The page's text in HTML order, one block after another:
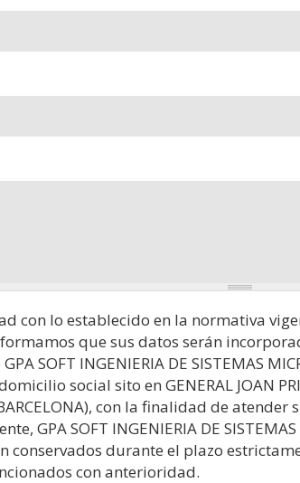
con lo establecido en la normativa
que sus datos serán
SOFT INGENIERIA DE SISTEMAS
social sito en GENERAL JOAN
con la finalidad de
GPA SOFT INGENIERIA DE
conservados durante el plazo
con anterioridad.